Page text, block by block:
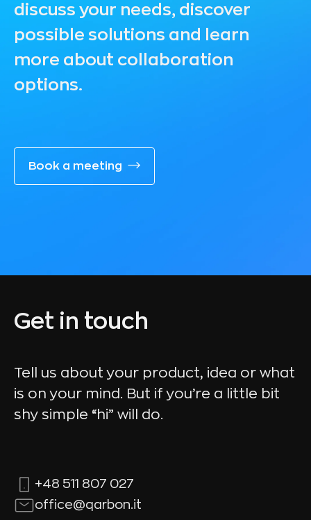
discuss your needs, discover
possible solutions and learn
more about collaboration
options.
Book a meeting
Get in touch
Tell us about your product, idea or what
is on your mind. But if you’re a little bit
shy simple “hi” will do.
office@qarbon.it
+48 511 807 027